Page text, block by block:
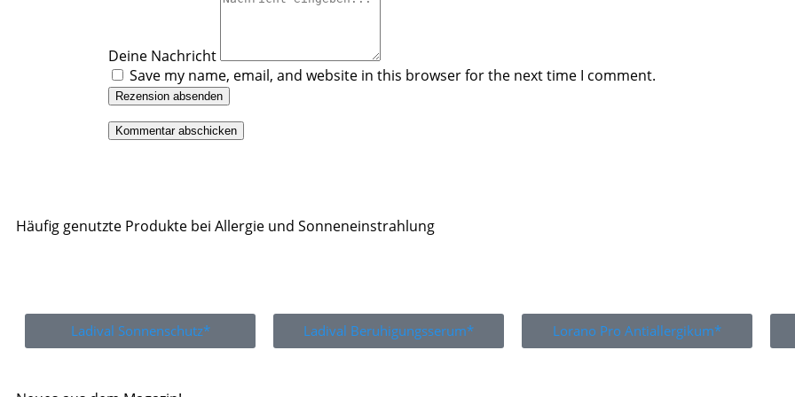
Deine Nachricht
Save my name, email, and website in this browser for the next time I comment.
Rezension absenden
Häufig genutzte Produkte bei Allergie und Sonneneinstrahlung
Ladival Sonnenschutz* Ladival Beruhigungsserum* Lorano Pro Antiallergikum*